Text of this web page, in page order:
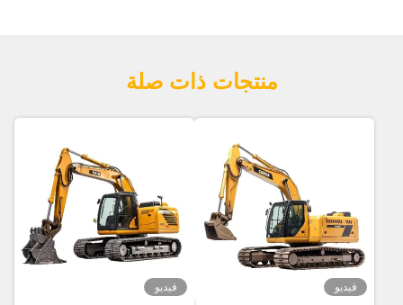
منتجات ذات صلة
فيديو فيديو